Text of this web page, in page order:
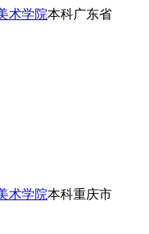
术学院本科广东省
术学院本科重庆市